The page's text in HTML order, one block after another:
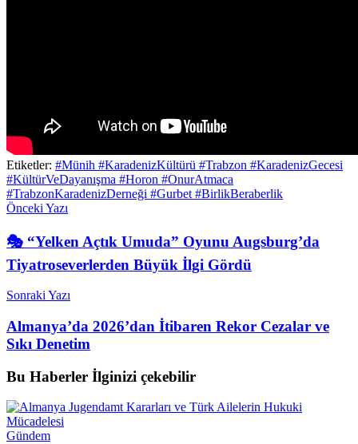
Etiketler: #Münih #KaradenizKültürü #Trabzon #KaradenizGecesi
#KültürVeDayanışma #Horon #OnurAtmaca
#TrabzonKaradenizDerneği #Gurbet #BirlikBeraberlik
Önceki Yazı
🎭 “Yelken Açtık Umuda” Oyunu Augsburg’da
Tiyatroseverlerden Büyük İlgi Gördü
Sonraki Yazı
Almanya’da 2026’dan İtibaren Rekor Cezalar ve
Sıkı Denetim
Bu Haberler İlginizi çekebilir
Gündem